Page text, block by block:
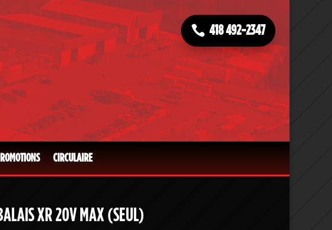
418 492-2347
CIRCULAIRE
XR 20V MAX (SEUL)